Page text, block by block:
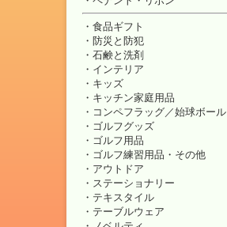
食品ギフト
防災と防犯
石鹸と洗剤
インテリア
キッズ
キッチン家庭用品
コンペフラッグ／始球ボール
ゴルフグッズ
ゴルフ用品
ゴルフ練習用品・その他
アウトドア
ステーショナリー
テキスタイル
テーブルウェア